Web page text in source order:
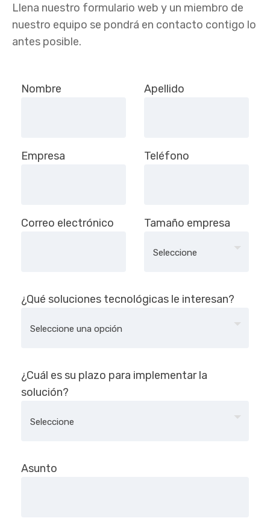
Llena nuestro formulario web y un miembro de
nuestro equipo se pondrá en contacto contigo lo
antes posible.
Nombre Apellido
Empresa Teléfono
Correo electrónico Tamaño empresa
¿Qué soluciones tecnológicas le interesan?
¿Cuál es su plazo para implementar la
solución?
Asunto
Deja este campo en blanco, por favor.